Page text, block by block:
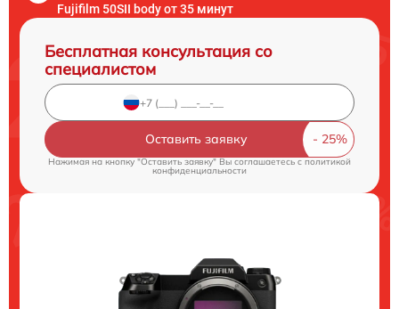
Fujifilm 50SII body от 35 минут
Бесплатная консультация со
специалистом
Оставить заявку
Нажимая на кнопку "Оставить заявку" Вы соглашаетесь c политикой
конфиденциальности